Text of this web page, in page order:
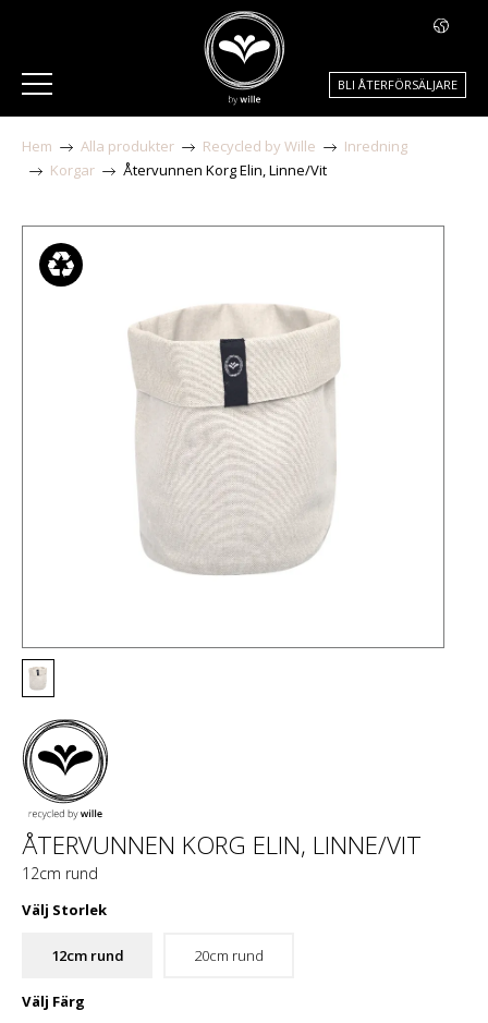
BLI ÅTERFÖRSÄLJARE
Hem Alla produkter Recycled by Wille
Inredning
Korgar
Återvunnen Korg Elin, Linne/Vit
ÅTERVUNNEN KORG ELIN, LINNE/VIT
12cm rund
Välj Storlek
12cm rund 20cm rund
Välj Färg